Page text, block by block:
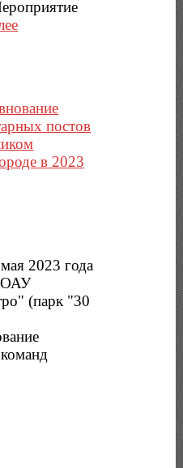
постов
в 2023
2023 года
(парк "30